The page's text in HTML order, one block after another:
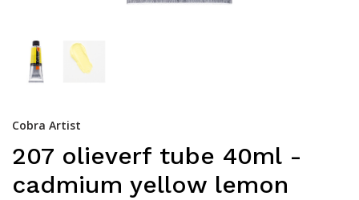
Cobra Artist
207 olieverf tube 40ml -
cadmium yellow lemon